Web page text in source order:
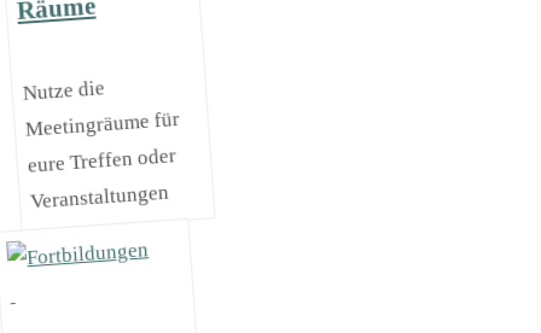
Räume
Nutze die
Meetingräume für
eure Treffen oder
Veranstaltungen